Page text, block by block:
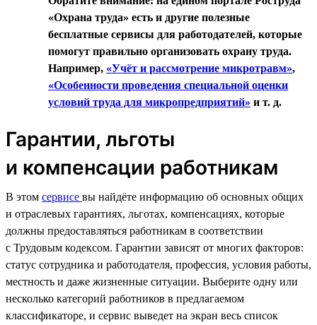
«Охрана труда» есть и другие полезные
бесплатные сервисы для работодателей, которые
помогут правильно организовать охрану труда.
Например, «Учёт и рассмотрение микротравм»,
«Особенности проведения специальной оценки
условий труда для микропредприятий» и т. д.
Гарантии, льготы
и компенсации работникам
В этом сервисе вы найдёте информацию об основных общих
и отраслевых гарантиях, льготах, компенсациях, которые
должны предоставляться работникам в соответствии
с Трудовым кодексом. Гарантии зависят от многих факторов:
статус сотрудника и работодателя, профессия, условия работы,
местность и даже жизненные ситуации. Выберите одну или
несколько категорий работников в предлагаемом
классификаторе, и сервис выведет на экран весь список